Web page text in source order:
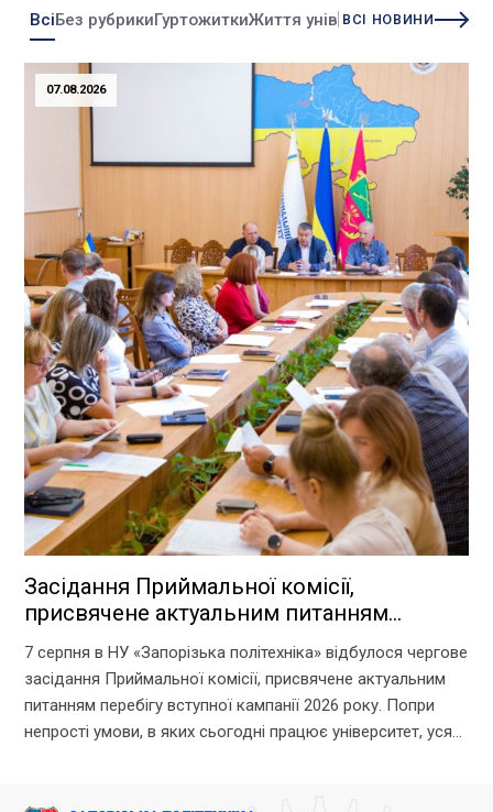
ВсіБез рубрикиГуртожиткиЖиття університетуЗміни
ВСІ НОВИНИ
07.08.2026
Засідання Приймальної комісії,
присвячене актуальним питанням
перебігу вступної кампанії 2026 року
7 серпня в НУ «Запорізька політехніка» відбулося чергове
засідання Приймальної комісії, присвячене актуальним
питанням перебігу вступної кампанії 2026 року. Попри
непрості умови, в яких сьогодні працює університет, уся